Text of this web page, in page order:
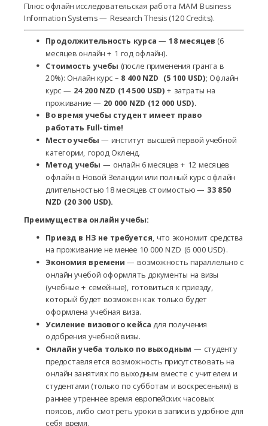
Плюс офлайн исследовательская работа MAM Business
Information Systems — Research Thesis (120 Credits).
Продолжительность курса —18 месяцев (6
месяцев онлайн + 1 год офлайн).
Cтоимость учебы (после применения гранта в
20%): Онлайн курс – 8 400 NZD (5 100 USD); Офлайн
курс — 24 200 NZD (14 500 USD) + затраты на
проживание — 20 000 NZD (12 000 USD).
Во время учебы студент имеет право
работать Full-time!
Место учебы — институт высшей первой учебной
категории, город Окленд.
Метод учебы — онлайн 6 месяцев + 12 месяцев
офлайн в Новой Зеландии или полный курс офлайн
длительностью 18 месяцев стоимостью — 33 850
NZD (20 300 USD).
Преимущества онлайн учебы:
Приезд в НЗ не требуется , что экономит средства
на проживание не менее 10 000 NZD (6 000 USD).
Экономия времени — возможность параллельно с
онлайн учебой оформлять документы на визы
(учебные + семейные), готовиться к приезду,
который будет возможен как только будет
оформлена учебная виза.
Усиление визового кейса для получения
одобрения учебной визы.
Онлайн учеба только по выходным — студенту
предоставляется возможность присутствовать на
онлайн занятиях по выходным вместе с учителем и
студентами (только по субботам и воскресеньям) в
раннее утреннее время европейских часовых
поясов, либо смотреть уроки в записи в удобное для
себя время.